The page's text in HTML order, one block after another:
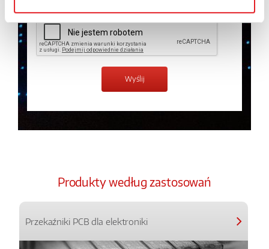
Produkty według zastosowań
Przekaźniki PCB dla elektroniki